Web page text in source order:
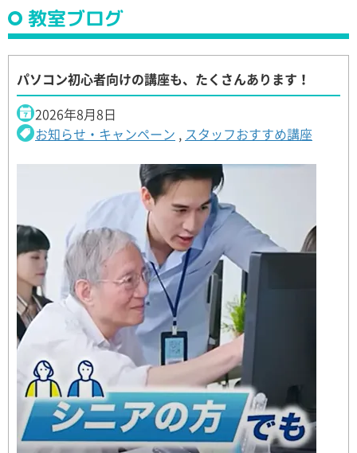
教室ブログ
パソコン初心者向けの講座も、たくさんあります！
2026年8月8日
お知らせ・キャンペーン , スタッフおすすめ講座